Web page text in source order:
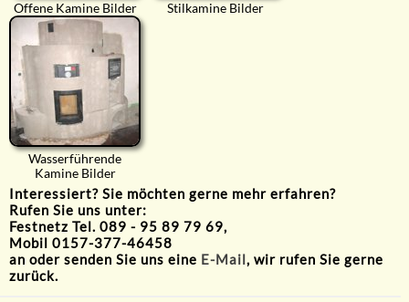
Offene Kamine Bilder Stilkamine Bilder
Wasserführende
Kamine Bilder
Interessiert? Sie möchten gerne mehr erfahren?
Rufen Sie uns unter:
Festnetz Tel. 089 - 95 89 79 69,
Mobil 0157-377-46458
an oder senden Sie uns eine E-Mail, wir rufen Sie gerne
zurück.